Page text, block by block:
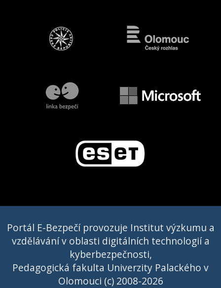
Portál E-Bezpečí provozuje Institut výzkumu a
vzdělávání v oblasti digitálních technologií a
kyberbezpečnosti,
Pedagogická fakulta Univerzity Palackého v
Olomouci (c) 2008-2026